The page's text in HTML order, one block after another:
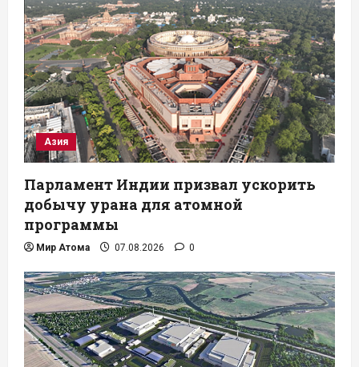
Азия
Парламент Индии призвал ускорить
добычу урана для атомной
программы
Мир Атома 07.08.2026 0